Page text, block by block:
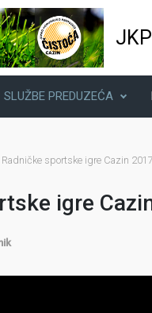
SLUŽBE PREDUZEĆA
Radničke sportske igre Cazin 2017
igre